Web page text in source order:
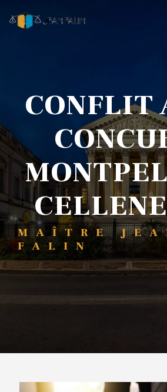
CONFLIT AVEC
MAÎTRE JEAN
FALIN